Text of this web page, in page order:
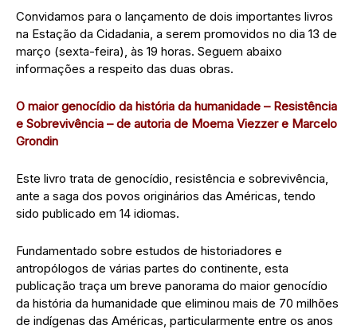
Convidamos para o lançamento de dois importantes livros
na Estação da Cidadania, a serem promovidos no dia 13 de
março (sexta-feira), às 19 horas. Seguem abaixo
informações a respeito das duas obras.
O maior genocídio da história da humanidade – Resistência
e Sobrevivência – de autoria de Moema Viezzer e Marcelo
Grondin
Este livro trata de genocídio, resistência e sobrevivência,
ante a saga dos povos originários das Américas, tendo
sido publicado em 14 idiomas.
Fundamentado sobre estudos de historiadores e
antropólogos de várias partes do continente, esta
publicação traça um breve panorama do maior genocídio
da história da humanidade que eliminou mais de 70 milhões
de indígenas das Américas, particularmente entre os anos